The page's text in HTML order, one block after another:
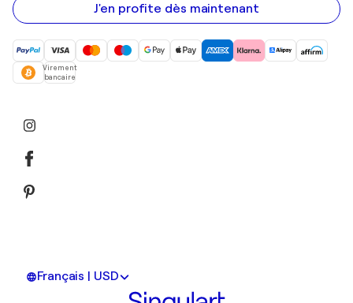
mail
J'en profite dès maintenant
Virement
bancaire
Français | USD